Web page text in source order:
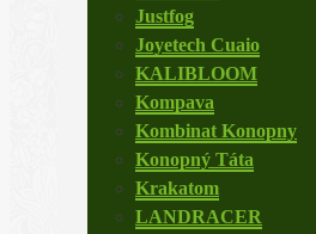
Justfog
Joyetech Cuaio
KALIBLOOM
Kompava
Kombinat Konopny
Konopný Táta
Krakatom
LANDRACER